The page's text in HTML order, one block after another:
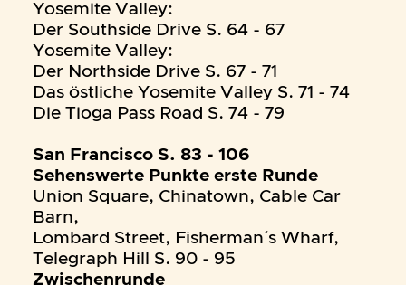
Yosemite Valley:
Der Southside Drive S. 64 - 67
Yosemite Valley:
Der Northside Drive S. 67 - 71
Das östliche Yosemite Valley S. 71 - 74
Die Tioga Pass Road S. 74 - 79
San Francisco S. 83 - 106
Sehenswerte Punkte erste Runde
Union Square, Chinatown, Cable Car
Barn,
Lombard Street, Fisherman´s Wharf,
Telegraph Hill S. 90 - 95
Zwischenrunde